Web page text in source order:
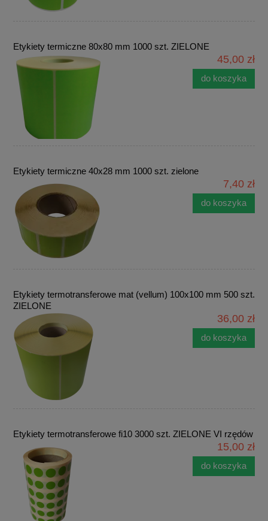
Etykiety termiczne 80x80 mm 1000 szt. ZIELONE
45,00 zł
do koszyka
Etykiety termiczne 40x28 mm 1000 szt. zielone
7,40 zł
do koszyka
Etykiety termotransferowe mat (vellum) 100x100 mm 500 szt.
ZIELONE
36,00 zł
do koszyka
Etykiety termotransferowe fi10 3000 szt. ZIELONE VI rzędów
15,00 zł
do koszyka